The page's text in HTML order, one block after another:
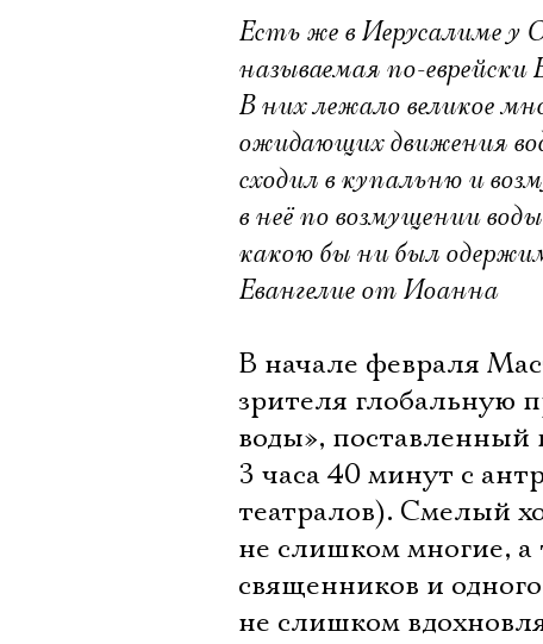
Есть же в Иерусалиме у
называемая по-
В них лежало великое
ожидающих движения
сходил в купальню и
в неё по возмущении
какою бы ни был
Евангелие от Иоанна
В начале февраля
зрителя глобальную
воды»,
3 часа 40 минут с
театралов). Смелый
не слишком многие, а
священников и
не слишком